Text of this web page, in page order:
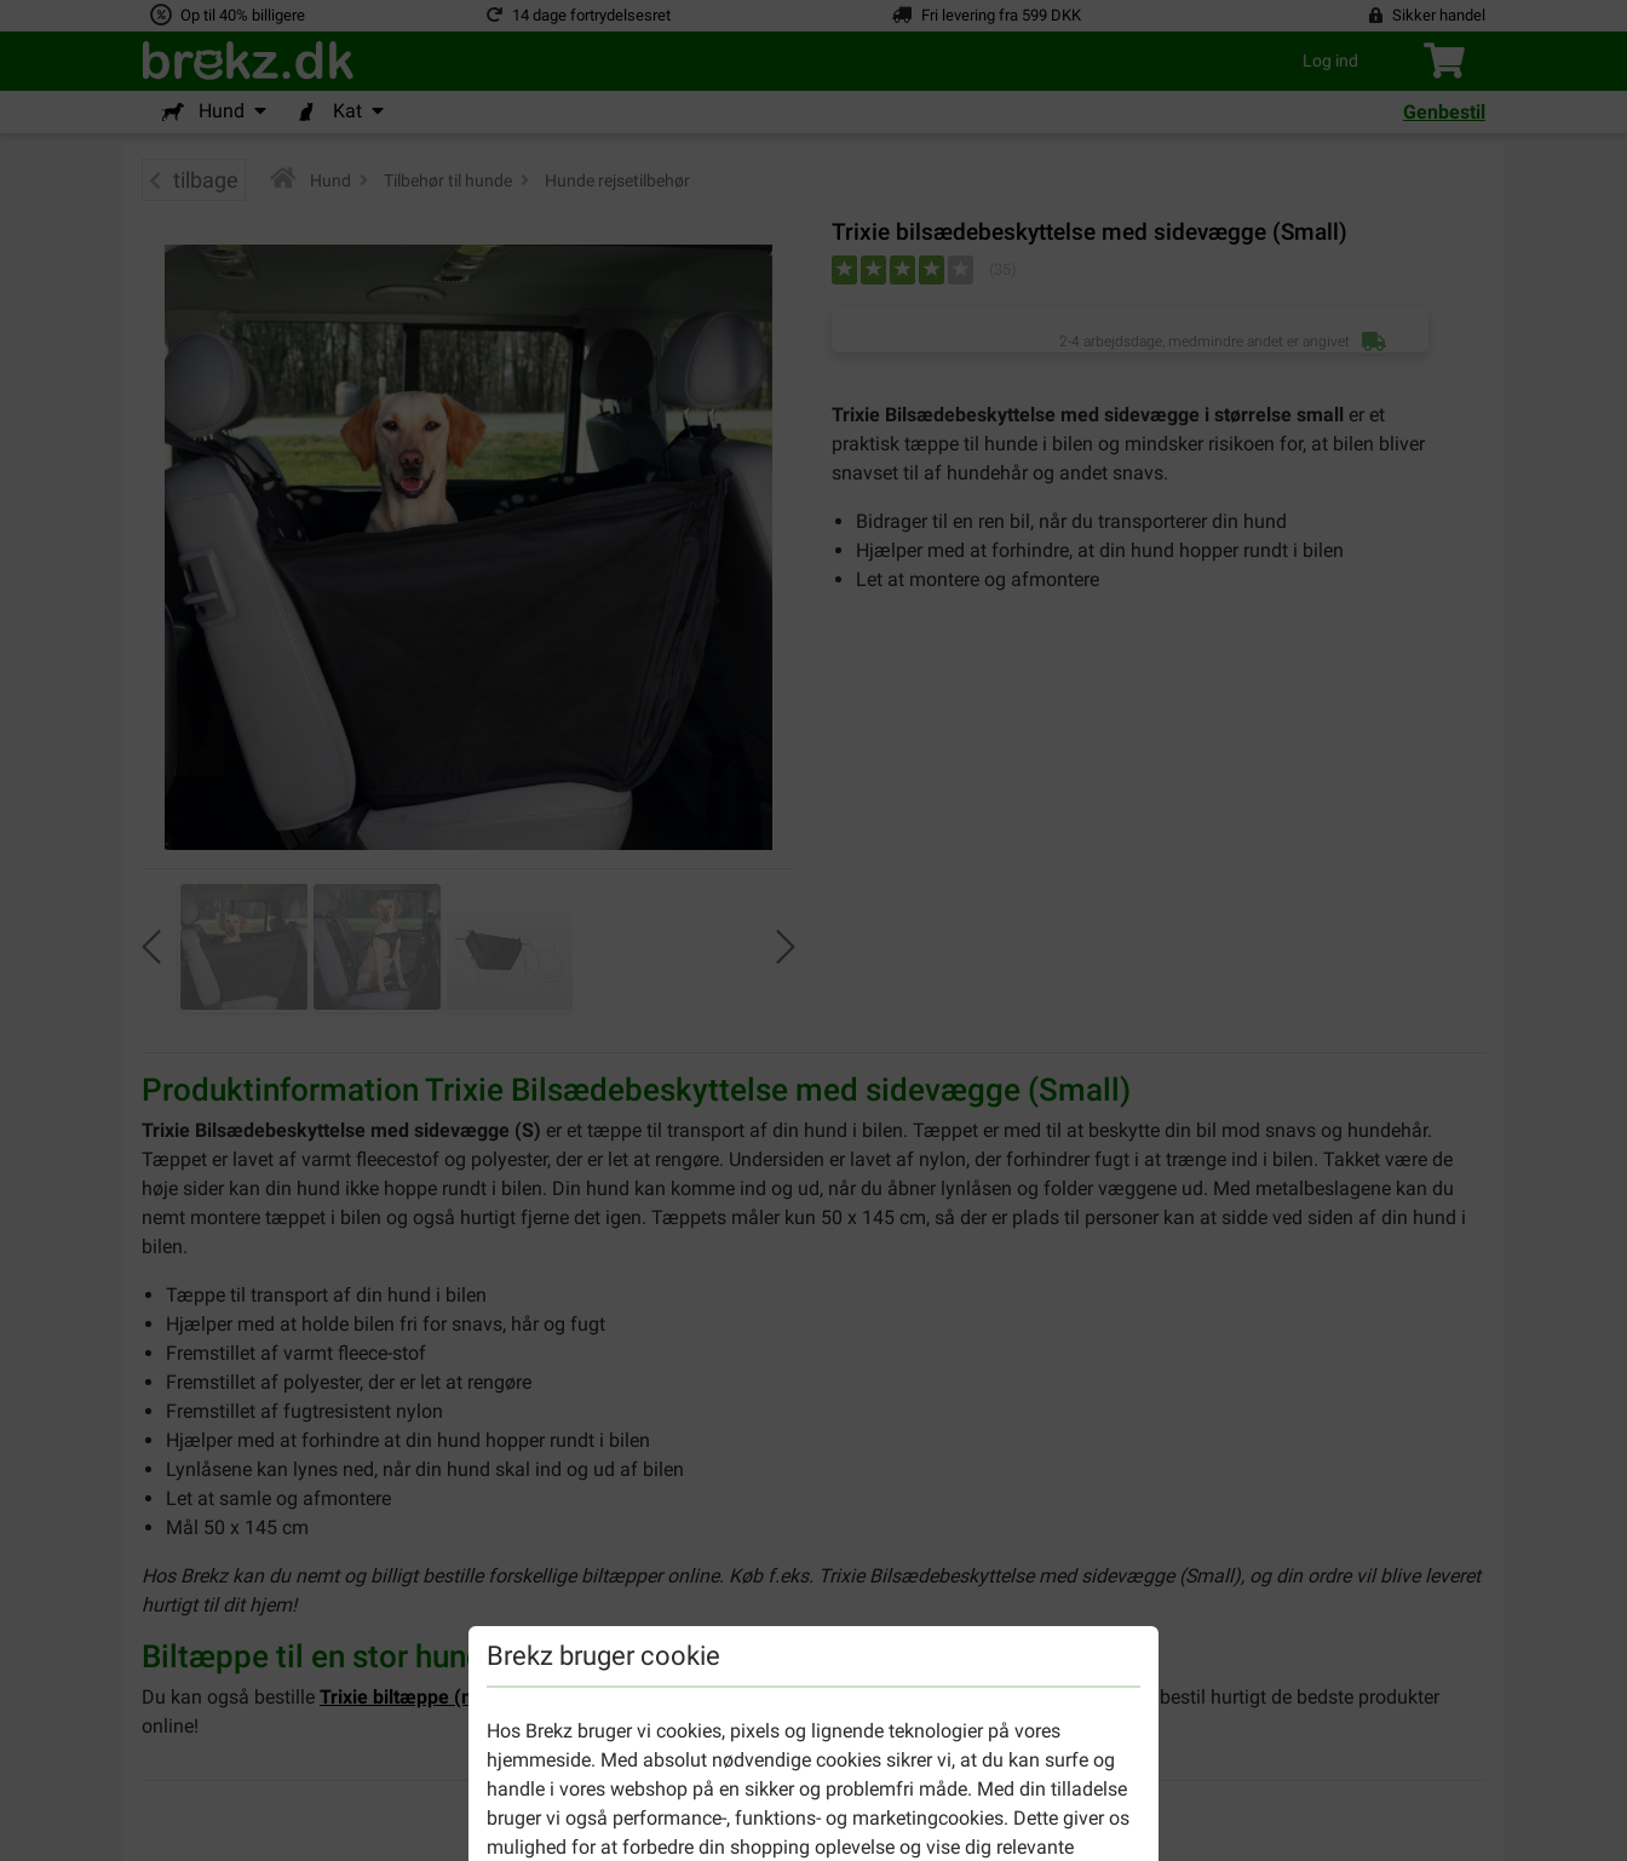
Op til 40% billigere 14 dage fortrydelsesret Fri levering fra 599 DKK Sikker handel
Log ind
Hund Kat Genbestil
Brekz bruger cookie
Hos Brekz bruger vi cookies, pixels og lignende teknologier på vores
hjemmeside. Med absolut nødvendige cookies sikrer vi, at du kan surfe og
handle i vores webshop på en sikker og problemfri måde. Med din tilladelse
bruger vi også performance-, funktions- og marketingcookies. Dette giver os
mulighed for at forbedre din shopping oplevelse og vise dig relevante
tilbage Hund Tilbehør til hunde Hunde rejsetilbehør
Trixie bilsædebeskyttelse med sidevægge (Small)
2-4 arbejdsdage, medmindre andet er angivet
Trixie Bilsædebeskyttelse med sidevægge i størrelse small er et
praktisk tæppe til hunde i bilen og mindsker risikoen for, at bilen bliver
snavset til af hundehår og andet snavs.
Bidrager til en ren bil, når du transporterer din hund
Hjælper med at forhindre, at din hund hopper rundt i bilen
Let at montere og afmontere
Produktinformation Trixie Bilsædebeskyttelse med sidevægge (Small)
Trixie Bilsædebeskyttelse med sidevægge (S) er et tæppe til transport af din hund i bilen. Tæppet er med til at beskytte din bil mod snavs og hundehår.
Tæppet er lavet af varmt fleecestof og polyester, der er let at rengøre. Undersiden er lavet af nylon, der forhindrer fugt i at trænge ind i bilen. Takket være de
høje sider kan din hund ikke hoppe rundt i bilen. Din hund kan komme ind og ud, når du åbner lynlåsen og folder væggene ud. Med metalbeslagene kan du
nemt montere tæppet i bilen og også hurtigt fjerne det igen. Tæppets måler kun 50 x 145 cm, så der er plads til personer kan at sidde ved siden af din hund i
bilen.
Tæppe til transport af din hund i bilen
Hjælper med at holde bilen fri for snavs, hår og fugt
Fremstillet af varmt fleece-stof
Fremstillet af polyester, der er let at rengøre
Fremstillet af fugtresistent nylon
Hjælper med at forhindre at din hund hopper rundt i bilen
Lynlåsene kan lynes ned, når din hund skal ind og ud af bilen
Let at samle og afmontere
Mål 50 x 145 cm
Hos Brekz kan du nemt og billigt bestille forskellige biltæpper online. Køb f.eks. Trixie Bilsædebeskyttelse med sidevægge (Small), og din ordre vil blive leveret
hurtigt til dit hjem!
Biltæppe til en stor hund?
Du kan også bestille Trixie biltæppe (med sidevægge) i Large
og bestil hurtigt de bedste produkter
online!